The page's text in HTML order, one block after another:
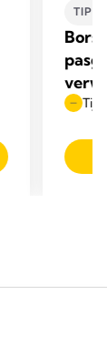
TIPS
Tijd